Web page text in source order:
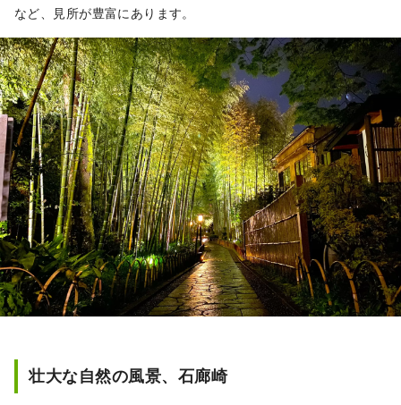
など、見所が豊富にあります。
壮大な自然の風景、石廊崎